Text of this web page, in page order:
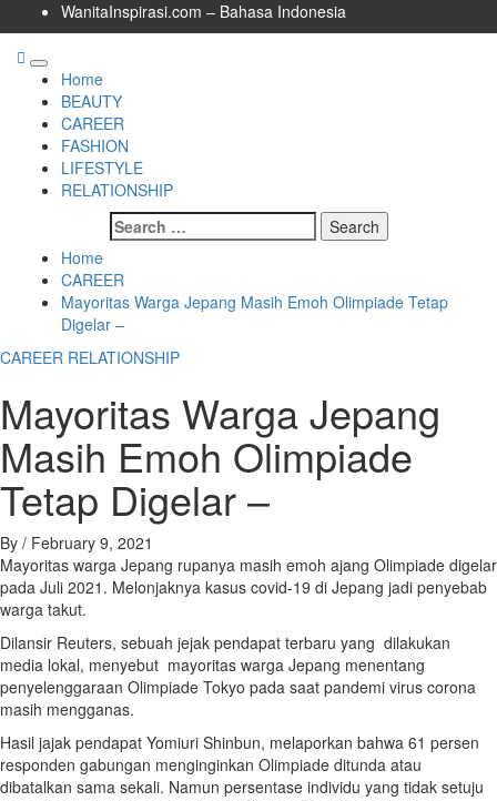
to
content
WanitaInspirasi.com – Bahasa Indonesia
Primary
Menu
Home
BEAUTY
CAREER
FASHION
LIFESTYLE
RELATIONSHIP
Search
for:
Home
CAREER
Mayoritas Warga Jepang Masih Emoh Olimpiade Tetap
Digelar –
CAREER RELATIONSHIP
Mayoritas Warga Jepang
Masih Emoh Olimpiade
Tetap Digelar –
By / February 9, 2021
Mayoritas warga Jepang rupanya masih emoh ajang Olimpiade digelar
pada Juli 2021. Melonjaknya kasus covid-19 di Jepang jadi penyebab
warga takut.
Dilansir Reuters, sebuah jejak pendapat terbaru yang dilakukan
media lokal, menyebut mayoritas warga Jepang menentang
penyelenggaraan Olimpiade Tokyo pada saat pandemi virus corona
masih mengganas.
Hasil jajak pendapat Yomiuri Shinbun, melaporkan bahwa 61 persen
responden gabungan menginginkan Olimpiade ditunda atau
dibatalkan sama sekali. Namun persentase individu yang tidak setuju